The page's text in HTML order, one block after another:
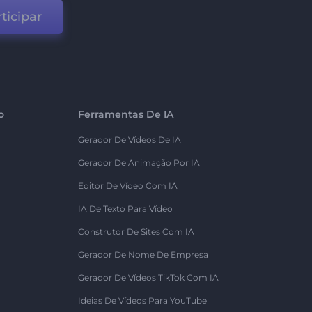
Ferramentas De IA
Gerador De Vídeos De IA
Gerador De Animação Por IA
Editor De Vídeo Com IA
IA De Texto Para Vídeo
Construtor De Sites Com IA
Gerador De Nome De Empresa
Gerador De Vídeos TikTok Com IA
Ideias De Vídeos Para YouTube